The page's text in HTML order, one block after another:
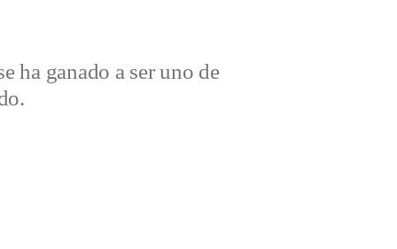
ha ganado a ser uno de